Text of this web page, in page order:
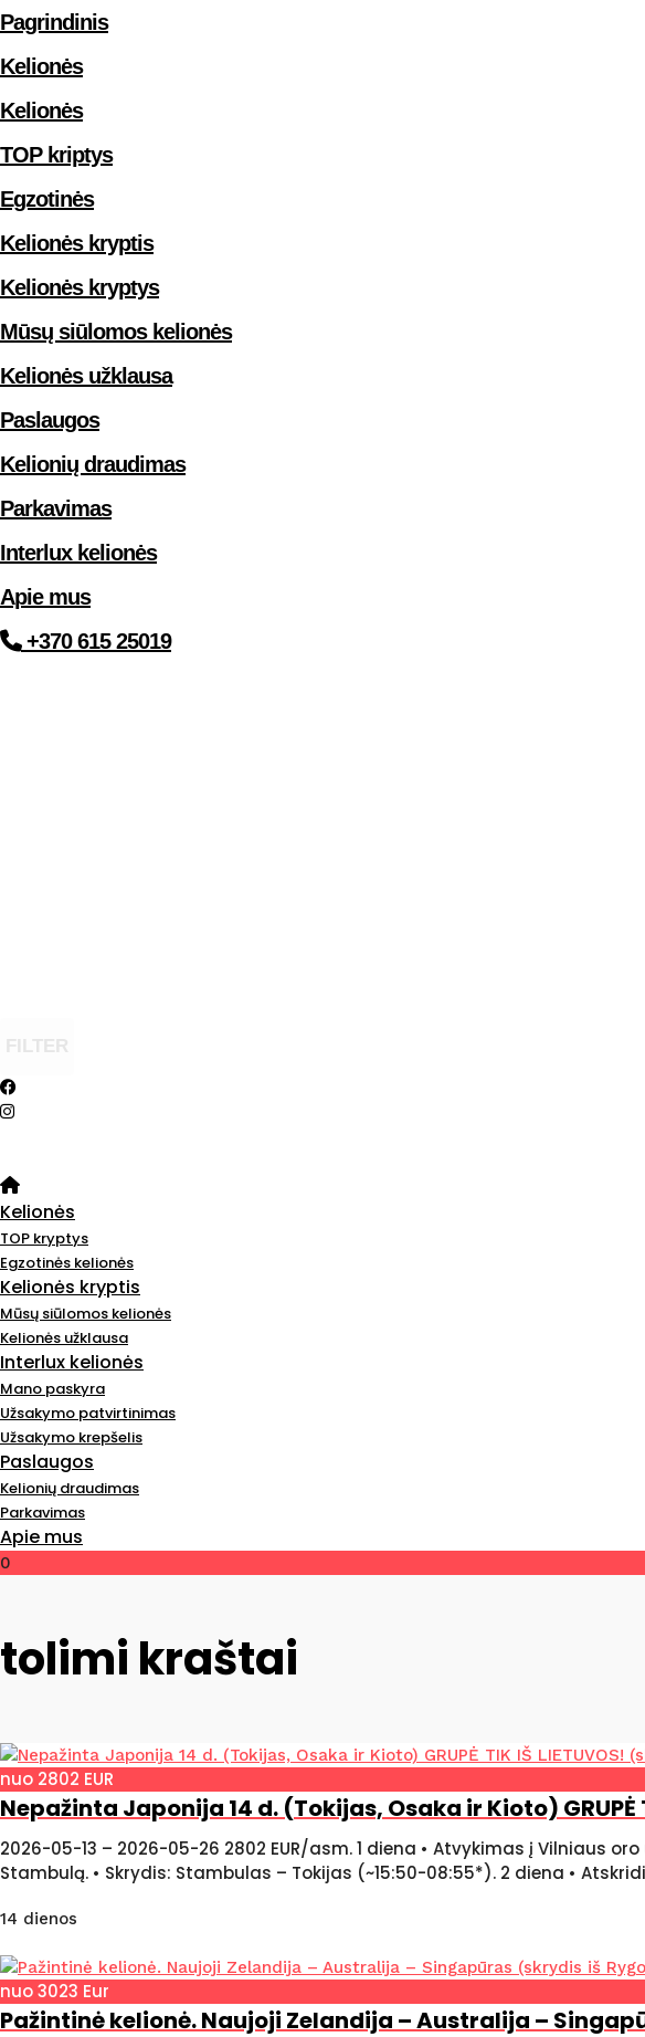
Pagrindinis
Kelionės
Kelionės
TOP kriptys
Egzotinės
Kelionės kryptis
Kelionės kryptys
Mūsų siūlomos kelionės
Kelionės užklausa
Paslaugos
Kelionių draudimas
Parkavimas
Interlux kelionės
Apie mus
+370 615 25019
Kelionės
TOP kryptys
Egzotinės kelionės
Kelionės kryptis
Mūsų siūlomos kelionės
Kelionės užklausa
Interlux kelionės
Mano paskyra
Užsakymo patvirtinimas
Užsakymo krepšelis
Paslaugos
Kelionių draudimas
Parkavimas
Apie mus
0
tolimi kraštai
nuo 2802 EUR
Nepažinta Japonija 14 d. (Tokijas, Osaka ir Kioto) GRUPĖ
2026-05-13 – 2026-05-26 2802 EUR/asm. 1 diena • Atvykimas į Vilniaus
Stambulą. • Skrydis: Stambulas – Tokijas (~15:50-08:55*). 2 diena •
14 dienos
nuo 3023 Eur
Pažintinė kelionė. Naujoji Zelandija – Australija –